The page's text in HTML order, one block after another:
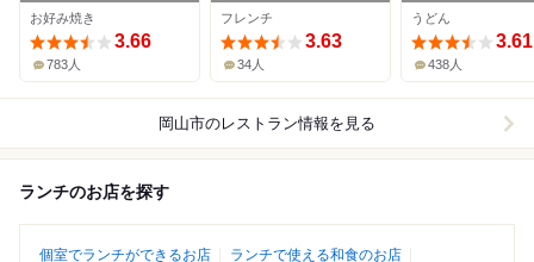
お好み焼き
3.66
783人
フレンチ
3.63
34人
うどん
3.61
438人
岡山市のレストラン情報を見る
ランチのお店を探す
個室でランチができるお店
ランチで使える和食のお店